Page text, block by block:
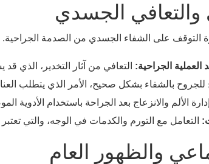
والتعافي الجسدي
التوقف على الشفاء الجسدي من الصدمة
العملية الجراحية: التعافي من آثار التخدير، الذي
للجروح بالشفاء بشكل صحيح، الأمر الذي يتطلب
إدارة الألم والانزعاج بعد الجراحة باستخدام الأدوية
التعامل مع التورم والكدمات في الوجه، والتي
والظهور العام